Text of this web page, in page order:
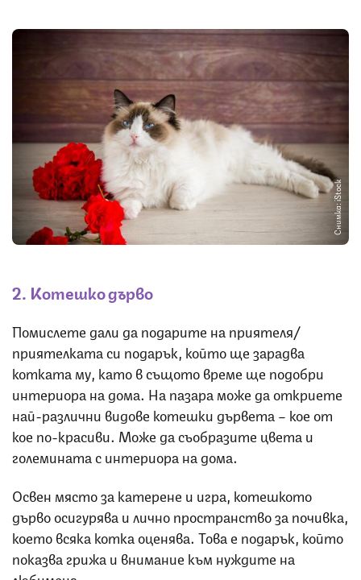
Снимка: iStock
2. Котешко дърво
Помислете дали да подарите на приятеля/
приятелката си подарък, който ще зарадва
котката му, като в същото време ще подобри
интериора на дома. На пазара може да откриете
най-различни видове котешки дървета – кое от
кое по-красиви. Може да съобразите цвета и
големината с интериора на дома.
Освен място за катерене и игра, котешкото
дърво осигурява и лично пространство за почивка,
което всяка котка оценява. Това е подарък, който
показва грижа и внимание към нуждите на